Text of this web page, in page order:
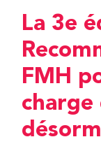
La 3e
FMH
charge